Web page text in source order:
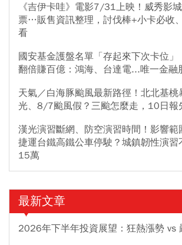
《吉伊卡哇》電影7/31上映！威秀影
票…販售資訊整理，討伐棒+小卡必收
看
國安基金護盤名單「存起來下次卡位
翻倍賺百億：鴻海、台達電...唯一金融
天氣／白海豚颱風最新路徑！北北基桃
光、8/7颱風假？三颱怎麼走，10日報
漢光演習斷網、防空演習時間！影響
捷運台鐵高鐵公車停駛？城鎮韌性演習
15萬
最新文章
2026年下半年投資展望：狂熱漲勢 vs